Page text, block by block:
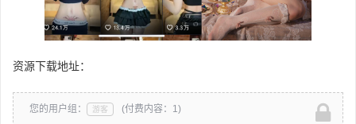
资源下载地址：
您的用户组： 游客 (付费内容：1)